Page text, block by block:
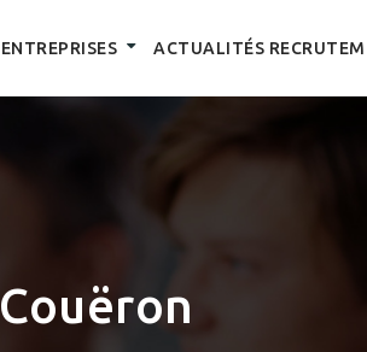
ENTREPRISES ACTUALITÉS
Couëron